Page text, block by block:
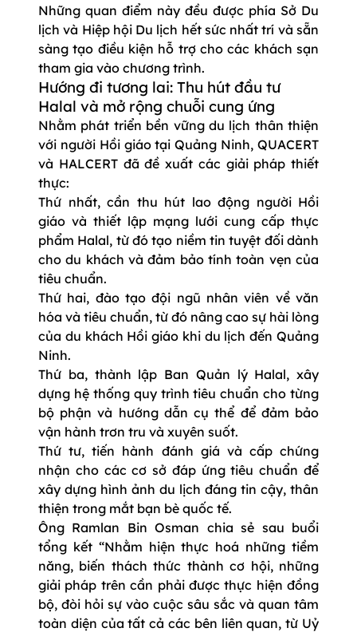
Những quan điểm này đều được phía Sở Du
lịch và Hiệp hội Du lịch hết sức nhất trí và sẵn
sàng tạo điều kiện hỗ trợ cho các khách sạn
tham gia vào chương trình.
Hướng đi tương lai: Thu hút đầu tư
Halal và mở rộng chuỗi cung ứng
Nhằm phát triển bền vững du lịch thân thiện
với người Hồi giáo tại Quảng Ninh, QUACERT
và HALCERT đã đề xuất các giải pháp thiết
thực:
Thứ nhất, cần thu hút lao động người Hồi
giáo và thiết lập mạng lưới cung cấp thực
phẩm Halal, từ đó tạo niềm tin tuyệt đối dành
cho du khách và đảm bảo tính toàn vẹn của
tiêu chuẩn.
Thứ hai, đào tạo đội ngũ nhân viên về văn
hóa và tiêu chuẩn, từ đó nâng cao sự hài lòng
của du khách Hồi giáo khi du lịch đến Quảng
Ninh.
Thứ ba, thành lập Ban Quản lý Halal, xây
dựng hệ thống quy trình tiêu chuẩn cho từng
bộ phận và hướng dẫn cụ thể để đảm bảo
vận hành trơn tru và xuyên suốt.
Thứ tư, tiến hành đánh giá và cấp chứng
nhận cho các cơ sở đáp ứng tiêu chuẩn để
xây dựng hình ảnh du lịch đáng tin cậy, thân
thiện trong mắt bạn bè quốc tế.
Ông Ramlan Bin Osman chia sẻ sau buổi
tổng kết “Nhằm hiện thực hoá những tiềm
năng, biến thách thức thành cơ hội, những
giải pháp trên cần phải được thực hiện đồng
bộ, đòi hỏi sự vào cuộc sâu sắc và quan tâm
toàn diện của tất cả các bên liên quan, từ Uỷ